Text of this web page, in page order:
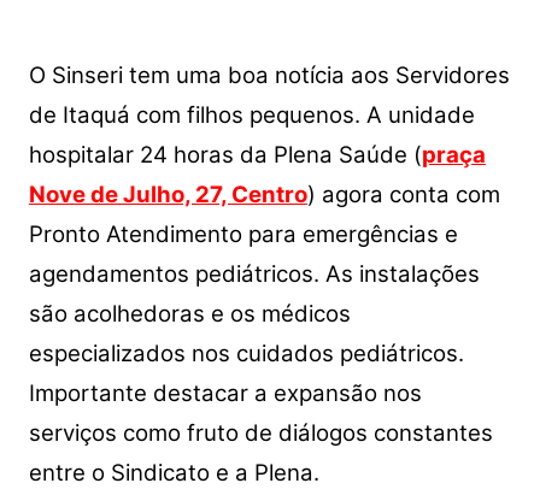
k
O Sinseri tem uma boa notícia aos Servidores
de Itaquá com filhos pequenos. A unidade
hospitalar 24 horas da Plena Saúde (praça
Nove de Julho, 27, Centro) agora conta com
Pronto Atendimento para emergências e
agendamentos pediátricos. As instalações
são acolhedoras e os médicos
especializados nos cuidados pediátricos.
Importante destacar a expansão nos
serviços como fruto de diálogos constantes
entre o Sindicato e a Plena.